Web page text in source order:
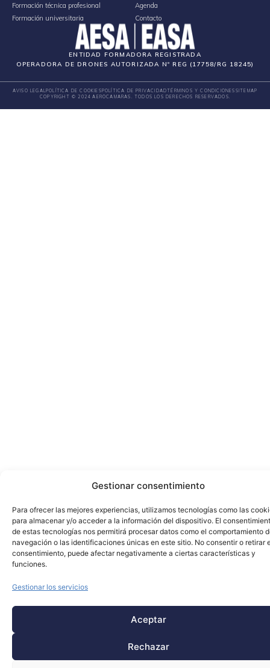
Gestionar consentimiento
Para ofrecer las mejores experiencias, utilizamos tecnologías como las
para almacenar y/o acceder a la información del dispositivo. El
de estas tecnologías nos permitirá procesar datos como el comportamiento
navegación o las identificaciones únicas en este sitio. No consentir o retirar
consentimiento, puede afectar negativamente a ciertas características y
funciones.
Gestionar los servicios
Aceptar
Rechazar
Formación técnica profesional
Formación universitaria
Agenda
Contacto
ENTIDAD FORMADORA REGISTRADA
OPERADORA DE DRONES AUTORIZADA Nº REG (17758/RG 18245)
COPYRIGHT © 2024 AEROCAMARAS. TODOS LOS DERECHOS RESERVADOS.
AVISO LEGALPOLÍTICA DE COOKIESPOLÍTICA DE PRIVACIDADTÉRMINOS Y CONDICIONES SITEMAP